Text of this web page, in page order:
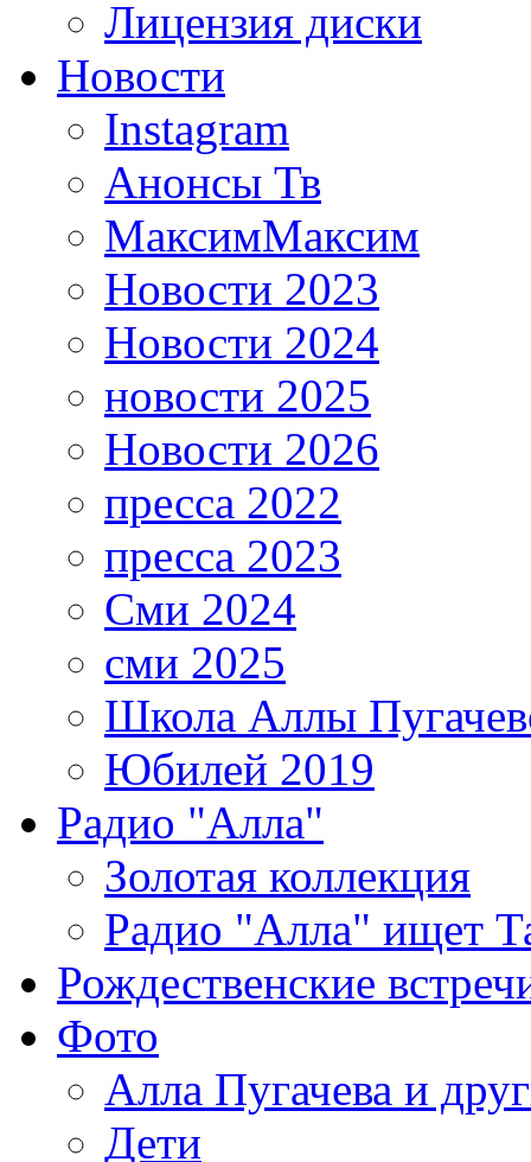
Лицензия диски
Новости
Instagram
Анонсы Тв
МаксимМаксим
Новости 2023
Новости 2024
новости 2025
Новости 2026
пресса 2022
пресса 2023
Сми 2024
сми 2025
Школа Аллы
Юбилей 2019
Радио "Алла"
Золотая коллекция
Радио "Алла" ищет
Рождественские
Фото
Алла Пугачева и
Дети